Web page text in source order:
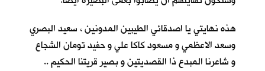
هذه نهايتي يا اصدقائي الطيبين المدونين ، سعيد البصري
وسعد الاعظمي و مسعود كاكا علي و حفيد تومان الشجاع
و شاعرنا المبدع ذا القصديتين و بصير قريتنا الحكيم ..